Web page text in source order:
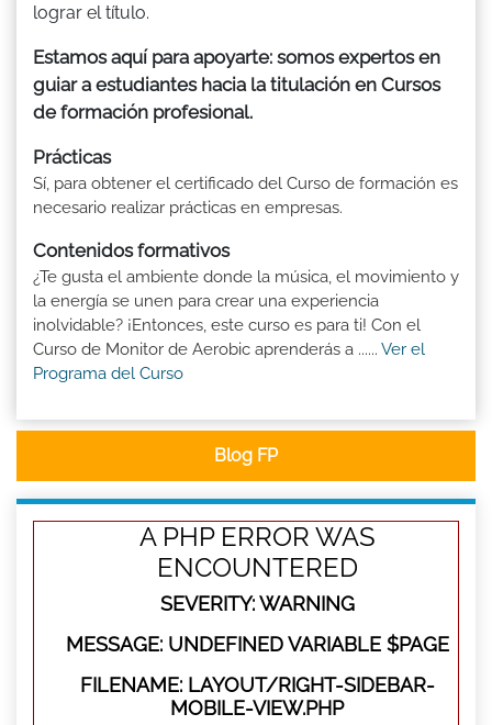
lograr el título.
Estamos aquí para apoyarte: somos expertos en
guiar a estudiantes hacia la titulación en Cursos
de formación profesional.
Prácticas
Sí, para obtener el certificado del Curso de formación es
necesario realizar prácticas en empresas.
Contenidos formativos
¿Te gusta el ambiente donde la música, el movimiento y
la energía se unen para crear una experiencia
inolvidable? ¡Entonces, este curso es para ti! Con el
Curso de Monitor de Aerobic aprenderás a ...... Ver el
Programa del Curso
Blog FP
A PHP ERROR WAS
ENCOUNTERED
SEVERITY: WARNING
MESSAGE: UNDEFINED VARIABLE $PAGE
FILENAME: LAYOUT/RIGHT-SIDEBAR-
MOBILE-VIEW.PHP